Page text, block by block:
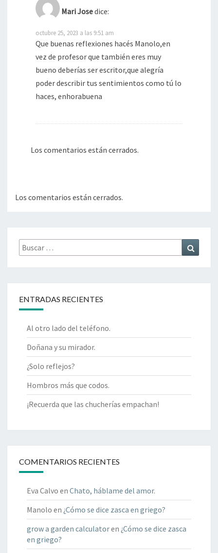
Mari Josedice:
octubre 25, 2023 a las 9:51 am
Que buenas reflexiones hacés Manolo,en
vez de profesor que también eres muy
bueno deberías ser escritor,que alegría
poder describir tus sentimientos como tú lo
haces, enhorabuena
Los comentarios están cerrados.
Los comentarios están cerrados.
Buscar
por:
ENTRADAS RECIENTES
Al otro lado del teléfono.
Doñana y su mirador.
¿Solo reflejos?
Hombros más que codos.
¡Recuerda que las chucherías empachan!
COMENTARIOS RECIENTES
Eva Calvo en Chato, háblame del amor.
Manolo en ¿Cómo se dice zasca en griego?
grow a garden calculatoren ¿Cómo se dice zasca
en griego?